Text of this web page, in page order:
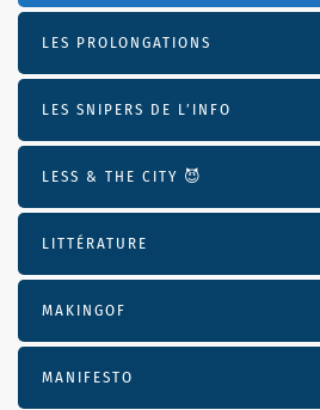
LES PROLONGATIONS
LES SNIPERS DE L’INFO
LESS & THE CITY 😈
LITTÉRATURE
MAKINGOF
MANIFESTO